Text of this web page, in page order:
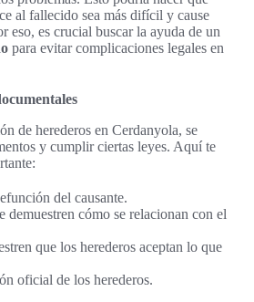
al fallecido sea más difícil y cause
eso, es crucial buscar la ayuda de un
para evitar complicaciones legales en
de herederos en Cerdanyola, se
y cumplir ciertas leyes. Aquí te
del causante.
demuestren cómo se relacionan con el
que los herederos aceptan lo que
oficial de los herederos.